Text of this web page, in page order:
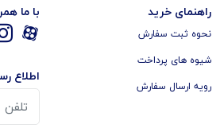
راهنمای خرید
نحوه ثبت سفارش
شیوه های پرداخت
رویه ارسال سفارش
با ما
اطلاع